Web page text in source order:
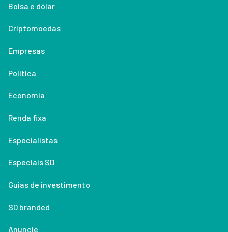
Bolsa e dólar
Criptomoedas
Empresas
Política
Economia
Renda fixa
Especialistas
Especiais SD
Guias de investimento
SD branded
Anuncie